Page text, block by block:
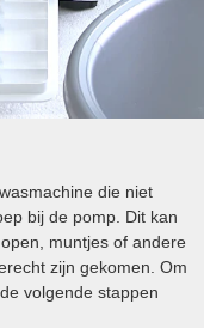
die niet
bij de pomp. Dit kan
muntjes of andere
zijn gekomen. Om
volgende stappen